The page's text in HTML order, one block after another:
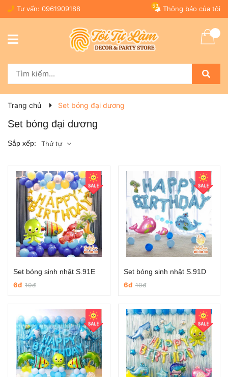
Tư vấn: 0961909188 Thông báo của tôi
53
Trang chủ Set bóng đại dương
Set bóng đại dương
Sắp xếp: Thứ tự
Set bóng sinh nhật S.91E
6đ 10đ
Set bóng sinh nhật S.91D
6đ10đ